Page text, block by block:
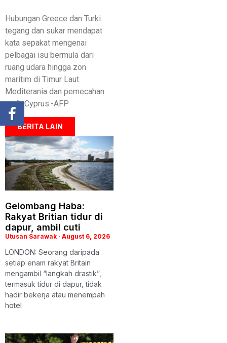
Hubungan Greece dan Turki
tegang dan sukar mendapat
kata sepakat mengenai
pelbagai isu bermula dari
ruang udara hingga zon
maritim di Timur Laut
Mediterania dan pemecahan
etnik Cyprus.-AFP
BERITA LAIN
Gelombang Haba:
Rakyat Britian tidur di
dapur, ambil cuti
Utusan Sarawak August 6, 2026
LONDON: Seorang daripada
setiap enam rakyat Britain
mengambil “langkah drastik”,
termasuk tidur di dapur, tidak
hadir bekerja atau menempah
hotel